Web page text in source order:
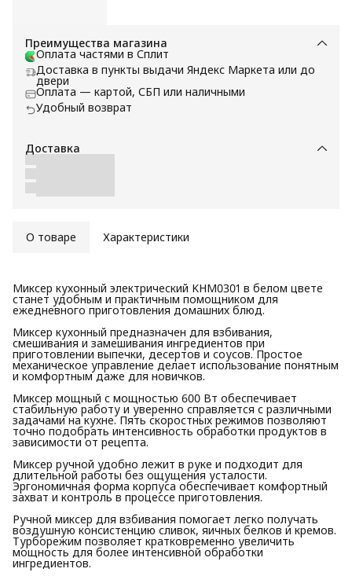
Преимущества магазина
Оплата частями в Сплит
Доставка в пункты выдачи Яндекс Маркета или до
двери
Оплата — картой, СБП или наличными
Удобный возврат
Доставка
О товаре Характеристики
Миксер кухонный электрический KHM0301 в белом цвете
станет удобным и практичным помощником для
ежедневного приготовления домашних блюд.
Миксер кухонный предназначен для взбивания,
смешивания и замешивания ингредиентов при
приготовлении выпечки, десертов и соусов. Простое
механическое управление делает использование понятным
и комфортным даже для новичков.
Миксер мощный с мощностью 600 Вт обеспечивает
стабильную работу и уверенно справляется с различными
задачами на кухне. Пять скоростных режимов позволяют
точно подобрать интенсивность обработки продуктов в
зависимости от рецепта.
Миксер ручной удобно лежит в руке и подходит для
длительной работы без ощущения усталости.
Эргономичная форма корпуса обеспечивает комфортный
захват и контроль в процессе приготовления.
Ручной миксер для взбивания помогает легко получать
воздушную консистенцию сливок, яичных белков и кремов.
Турборежим позволяет кратковременно увеличить
мощность для более интенсивной обработки
ингредиентов.